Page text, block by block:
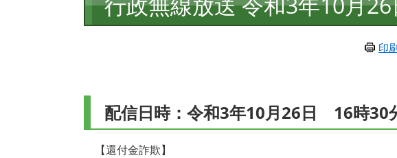
文
印
配信日時：令和3年10月26日 16時30
【還付金詐欺】